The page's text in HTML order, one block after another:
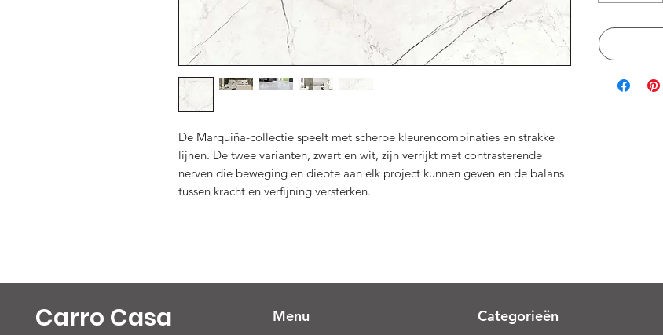
De Marquiña-collectie speelt met scherpe kleurencombinaties en strakke
lijnen. De twee varianten, zwart en wit, zijn verrijkt met contrasterende
nerven die beweging en diepte aan elk project kunnen geven en de balans
tussen kracht en verfijning versterken.
Carro Casa Menu Categorieën